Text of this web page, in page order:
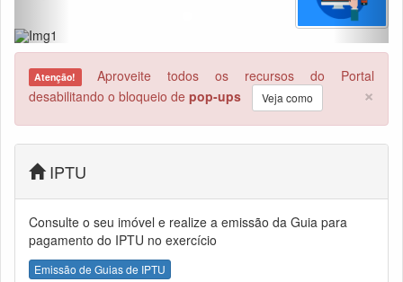
Atenção! Aproveite todos os recursos do Portal
desabilitando o bloqueio de pop-ups Veja como ×
IPTU
Consulte o seu imóvel e realize a emissão da Guia para
pagamento do IPTU no exercício
Emissão de Guias de IPTU